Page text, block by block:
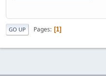
GO UP Pages 1